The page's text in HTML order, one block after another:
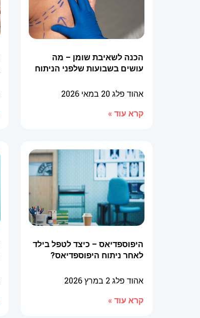
הכנה לשאיבת שומן – מה
עושים בשבועות שלפני הניתוח
אהוד פלג 20 במאי 2026
קרא עוד »
היפוספדיאס – כיצד לטפל בילד
לאחר ניתוח היפוספדיאס?
אהוד פלג 2 במרץ 2026
קרא עוד »